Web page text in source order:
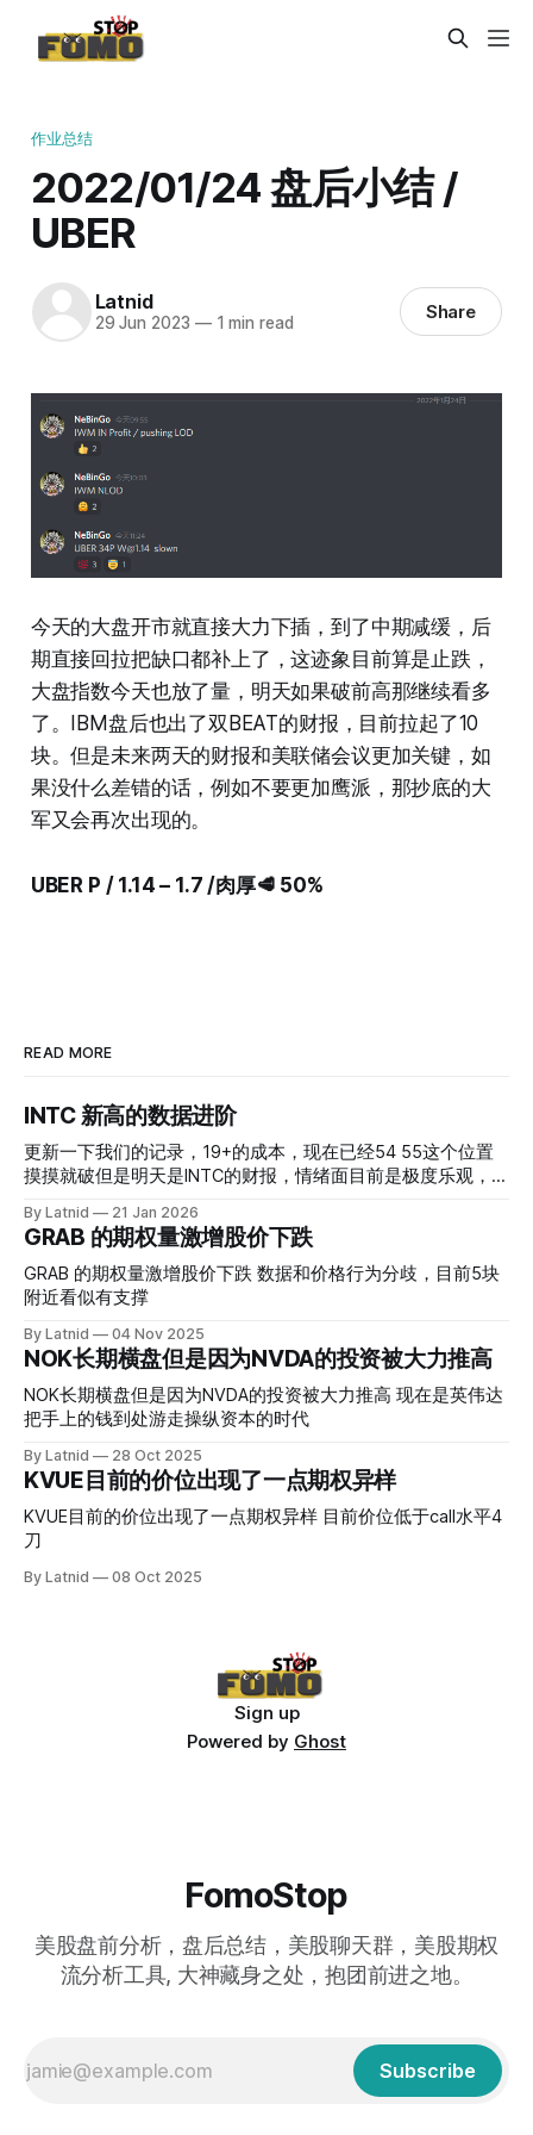
作业总结
2022/01/24 盘后小结 /
UBER
Latnid
29 Jun 2023 —1 min read Share
今天的大盘开市就直接大力下插，到了中期减缓，后
期直接回拉把缺口都补上了，这迹象目前算是止跌，
大盘指数今天也放了量，明天如果破前高那继续看多
了。IBM盘后也出了双BEAT的财报，目前拉起了10
块。但是未来两天的财报和美联储会议更加关键，如
果没什么差错的话，例如不要更加鹰派，那抄底的大
军又会再次出现的。
UBER P / 1.14 – 1.7 /肉厚🥩 50%
READ MORE
INTC 新高的数据进阶
更新一下我们的记录，19+的成本，现在已经54 55这个位置
摸摸就破但是明天是INTC的财报，情绪面目前是极度乐观，反
是突破前的支撑CC感觉可以做，放远些, 因为18A的经验还未
真正得到普遍大众的关注，当然财报可以继续出新消息顶一下
压力位置。 数据在70驻扎 整体呈现 47 – 60 短期位置
By Latnid 21 Jan 2026
GRAB 的期权量激增股价下跌
GRAB 的期权量激增股价下跌 数据和价格行为分歧，目前5块
附近看似有支撑
By Latnid 04 Nov 2025
NOK长期横盘但是因为NVDA的投资被大力推高
NOK长期横盘但是因为NVDA的投资被大力推高 现在是英伟达
把手上的钱到处游走操纵资本的时代
By Latnid 28 Oct 2025
KVUE目前的价位出现了一点期权异样
KVUE目前的价位出现了一点期权异样 目前价位低于call水平4
刀
By Latnid 08 Oct 2025
Sign up
Powered by Ghost
FomoStop
美股盘前分析，盘后总结，美股聊天群，美股期权
流分析工具, 大神藏身之处，抱团前进之地。
Subscribe